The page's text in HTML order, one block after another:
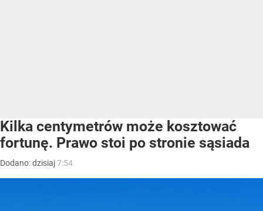
Kilka centymetrów może kosztować
fortunę. Prawo stoi po stronie sąsiada
Dodano:dzisiaj7:54